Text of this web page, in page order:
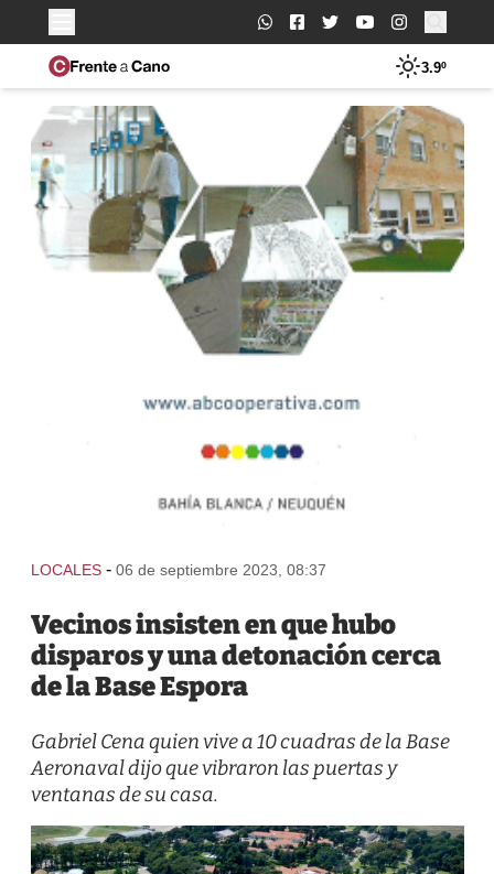
Buscar:
3.9º
LOCALES - 06 de septiembre 2023, 08:37
Vecinos insisten en que hubo
disparos y una detonación cerca
de la Base Espora
Gabriel Cena quien vive a 10 cuadras de la Base
Aeronaval dijo que vibraron las puertas y
ventanas de su casa.